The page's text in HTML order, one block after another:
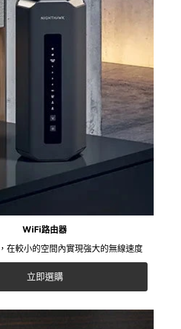
WiFi路由器
在較小的空間內實現強大的無線速度
立即選購